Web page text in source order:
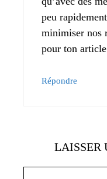
peu
minimiser nos
pour ton
Répondre
LAISSER